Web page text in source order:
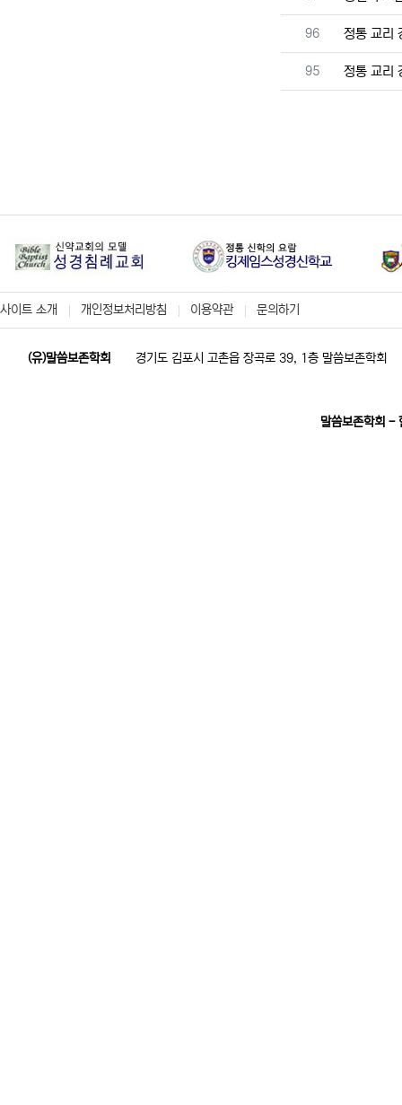
번호
96 정통 교리
번호
95 정통 교리
사이트 소개 개인정보처리방침 이용약관 문의하기
(유)말씀보존학회 경기도 김포시 고촌읍 장곡로 39, 1층 말씀보존학회
말씀보존학회 -